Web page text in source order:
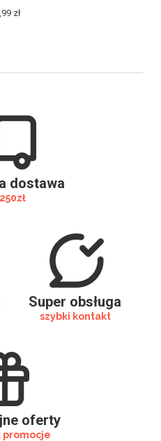
zł
dostawa
Super obsługa
szybki kontakt
oferty
promocje